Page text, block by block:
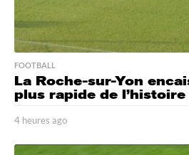
FOOTBALL
La Roche-sur-Yon
plus rapide de
4 heures ago
e